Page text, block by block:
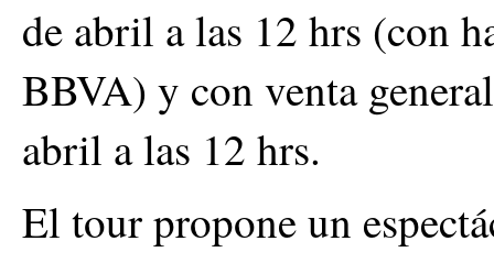
de abril a las 12 hrs (con
BBVA) y con venta
abril a las 12 hrs.
El tour propone un